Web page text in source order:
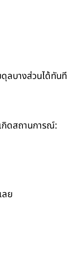
ลบางส่วนได้ทันที
กิดสถานการณ์:
ย